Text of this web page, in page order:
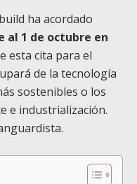
ha acordado
al 1 de octubre en
esta cita para el
de la tecnología
sostenibles o los
e industrialización.